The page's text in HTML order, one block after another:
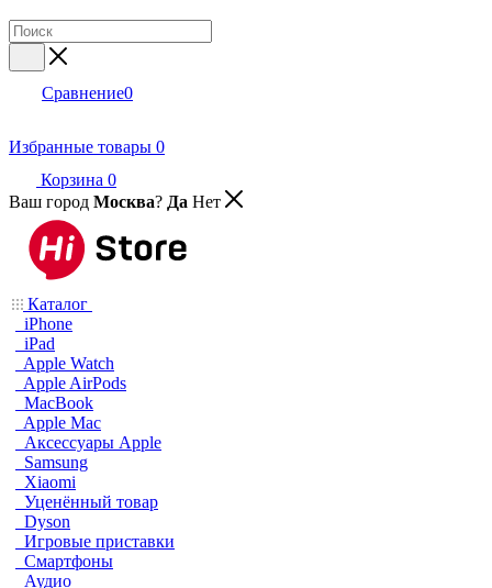
Сравнение0
Избранные товары 0
Корзина 0
Ваш город Москва? Да Нет
Каталог
iPhone
iPad
Apple Watch
Apple AirPods
MacBook
Apple Mac
Аксессуары Apple
Samsung
Xiaomi
Уценённый товар
Dyson
Игровые приставки
Смартфоны
Аудио